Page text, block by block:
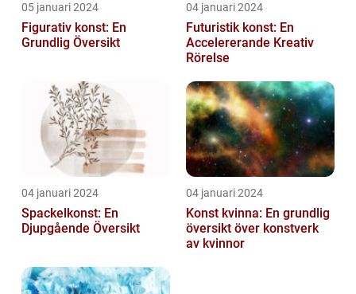
05 januari 2024
Figurativ konst: En
Grundlig Översikt
04 januari 2024
Futuristik konst: En
Accelererande Kreativ
Rörelse
04 januari 2024
Spackelkonst: En
Djupgående Översikt
04 januari 2024
Konst kvinna: En grundlig
översikt över konstverk
av kvinnor